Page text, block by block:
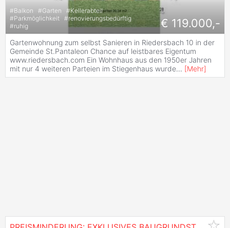
#Balkon #Garten #Kellerabteil
#Parkmöglichkeit #renovierungsbedürftig
#ruhig € 119.000,-
Gartenwohnung zum selbst Sanieren in Riedersbach 10 in der
Gemeinde St.Pantaleon Chance auf leistbares Eigentum
www.riedersbach.com Ein Wohnhaus aus den 1950er Jahren
mit nur 4 weiteren Parteien im Stiegenhaus wurde... [Mehr]